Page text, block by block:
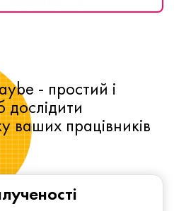
- простий і
дослідити
ваших працівників